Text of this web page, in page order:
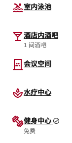
室内泳池
酒店内酒吧
1 间酒吧
会议空间
水疗中心
健身中心
免费